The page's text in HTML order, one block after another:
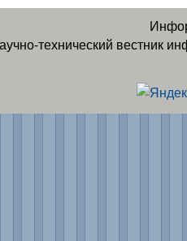
технический вестник